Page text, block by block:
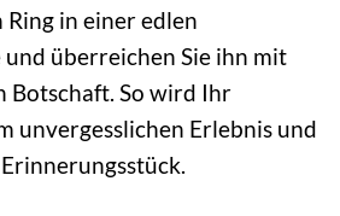
Ring in einer edlen
überreichen Sie ihn mit
Botschaft. So wird Ihr
unvergesslichen Erlebnis und